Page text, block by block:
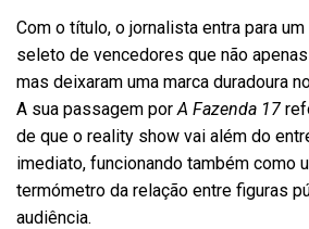
Com o título, o jornalista entra para
seleto de vencedores que não
mas deixaram uma marca duradoura
A sua passagem por A Fazenda 17
de que o reality show vai além do
imediato, funcionando também como
termómetro da relação entre figuras
audiência.